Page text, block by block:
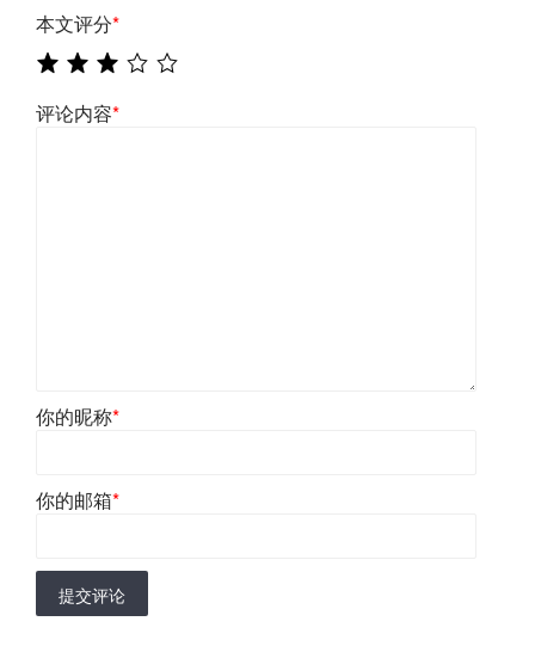
本文评分*
评论内容*
你的昵称*
你的邮箱*
提交评论